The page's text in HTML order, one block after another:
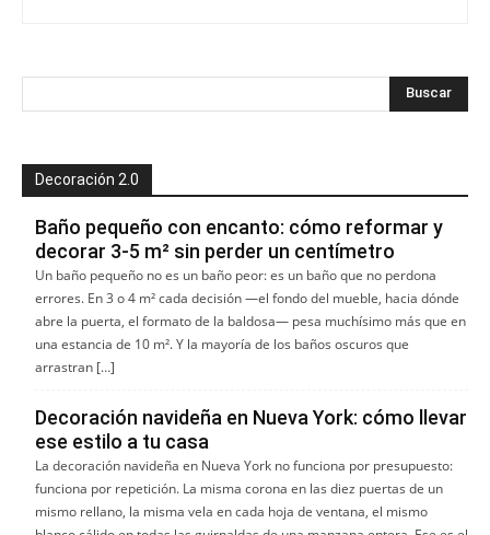
Decoración 2.0
Baño pequeño con encanto: cómo reformar y
decorar 3-5 m² sin perder un centímetro
Un baño pequeño no es un baño peor: es un baño que no perdona
errores. En 3 o 4 m² cada decisión —el fondo del mueble, hacia dónde
abre la puerta, el formato de la baldosa— pesa muchísimo más que en
una estancia de 10 m². Y la mayoría de los baños oscuros que
arrastran […]
Decoración navideña en Nueva York: cómo llevar
ese estilo a tu casa
La decoración navideña en Nueva York no funciona por presupuesto:
funciona por repetición. La misma corona en las diez puertas de un
mismo rellano, la misma vela en cada hoja de ventana, el mismo